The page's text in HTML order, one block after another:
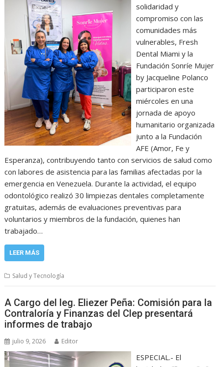
solidaridad y
compromiso con las
comunidades más
vulnerables, Fresh
Dental Miami y la
Fundación Sonríe Mujer
by Jacqueline Polanco
participaron este
miércoles en una
jornada de apoyo
humanitario organizada
junto a la Fundación
AFE (Amor, Fe y
Esperanza), contribuyendo tanto con servicios de salud como
con labores de asistencia para las familias afectadas por la
emergencia en Venezuela. Durante la actividad, el equipo
odontológico realizó 30 limpiezas dentales completamente
gratuitas, además de evaluaciones preventivas para
voluntarios y miembros de la fundación, quienes han
trabajado…
LEER MÁS
Salud y Tecnología
A Cargo del leg. Eliezer Peña: Comisión para la
Contraloría y Finanzas del Clep presentará
informes de trabajo
julio 9, 2026 Editor
ESPECIAL.- El